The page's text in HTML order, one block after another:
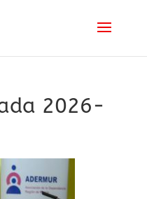
2026-